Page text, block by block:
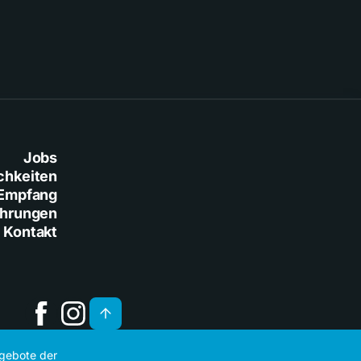
Jobs
Kontakt
der